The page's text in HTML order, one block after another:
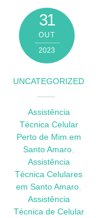
31
OUT
2023
UNCATEGORIZED
Assistência
Técnica Celular
Perto de Mim em
Santo Amaro
Assistência
Técnica Celulares
em Santo Amaro
Assistência
Técnica de Celular